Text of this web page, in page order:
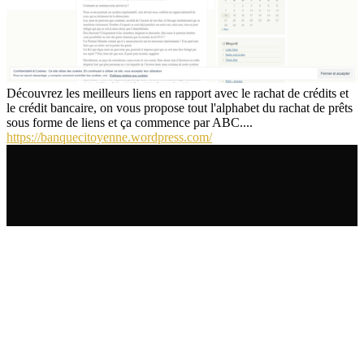
Découvrez les meilleurs liens en rapport avec le rachat de crédits et
le crédit bancaire, on vous propose tout l'alphabet du rachat de prêts
sous forme de liens et ça commence par ABC....
https://banquecitoyenne.wordpress.com/